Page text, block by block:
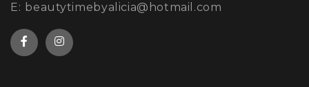
E: beautytimebyalicia@hotmail.com